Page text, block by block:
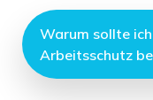
Warum sollte
Arbeitsschutz